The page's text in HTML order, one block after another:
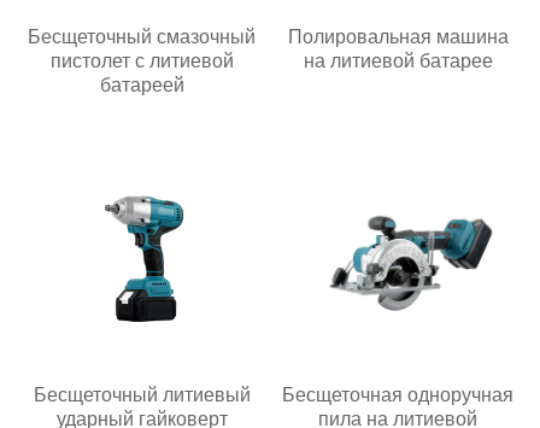
Бесщеточный смазочный
пистолет с литиевой
батареей
Полировальная машина
на литиевой батарее
Бесщеточный литиевый
ударный гайковерт
Бесщеточная одноручная
пила на литиевой